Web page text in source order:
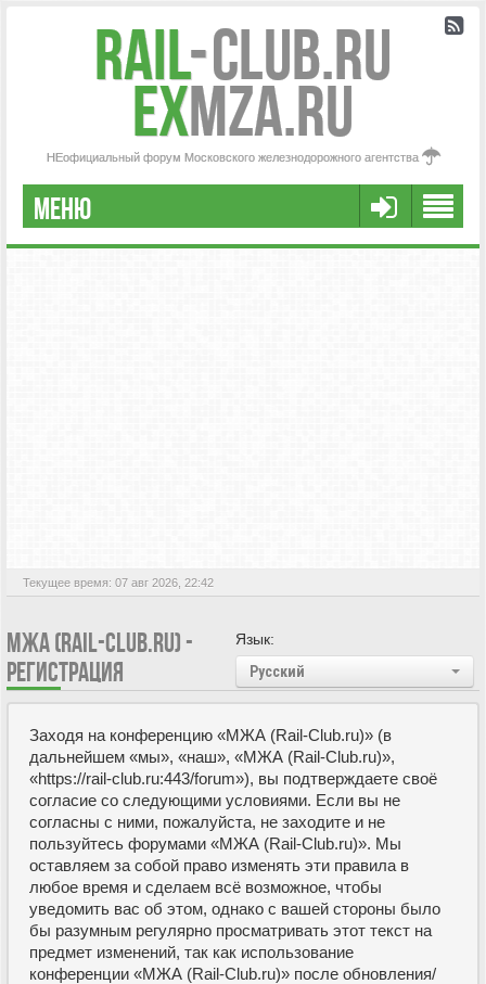
Rail-Club.RU
exMZA.RU
НЕофициальный форум Московского железнодорожного агентства
МЕНЮ
FAQ
Текущее время: 07 авг 2026, 22:42
Язык:
Русский
МЖА (RAIL-CLUB.RU) -
РЕГИСТРАЦИЯ
Заходя на конференцию «МЖА (Rail-Club.ru)» (в
дальнейшем «мы», «наш», «МЖА (Rail-Club.ru)»,
«https://rail-club.ru:443/forum»), вы подтверждаете своё
согласие со следующими условиями. Если вы не
согласны с ними, пожалуйста, не заходите и не
пользуйтесь форумами «МЖА (Rail-Club.ru)». Мы
оставляем за собой право изменять эти правила в
любое время и сделаем всё возможное, чтобы
уведомить вас об этом, однако с вашей стороны было
бы разумным регулярно просматривать этот текст на
предмет изменений, так как использование
конференции «МЖА (Rail-Club.ru)» после обновления/